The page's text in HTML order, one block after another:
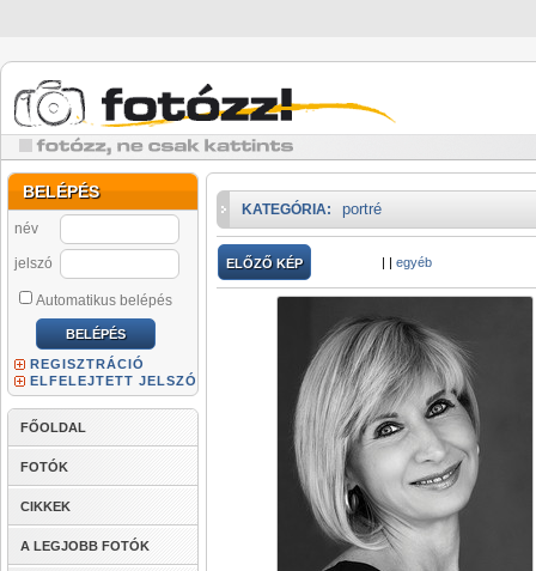
BELÉPÉS
név
jelszó
Automatikus belépés
REGISZTRÁCIÓ
ELFELEJTETT JELSZÓ
FŐOLDAL
FOTÓK
CIKKEK
A LEGJOBB FOTÓK
KATEGÓRIA: portré
ELŐZŐ KÉP | | egyéb